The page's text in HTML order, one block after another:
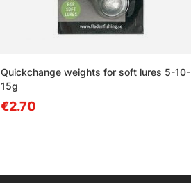
Quickchange weights for soft lures 5-10-
15g
€2.70